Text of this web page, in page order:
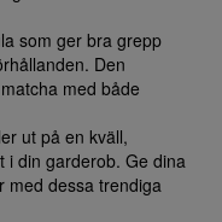
som ger bra grepp
Den
med både
ut på en kväll,
i din garderob. Ge dina
med dessa trendiga